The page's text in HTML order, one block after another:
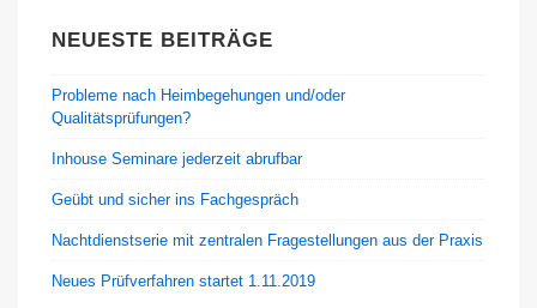
NEUESTE BEITRÄGE
Probleme nach Heimbegehungen und/oder
Qualitätsprüfungen?
Inhouse Seminare jederzeit abrufbar
Geübt und sicher ins Fachgespräch
Nachtdienstserie mit zentralen Fragestellungen aus der Praxis
Neues Prüfverfahren startet 1.11.2019